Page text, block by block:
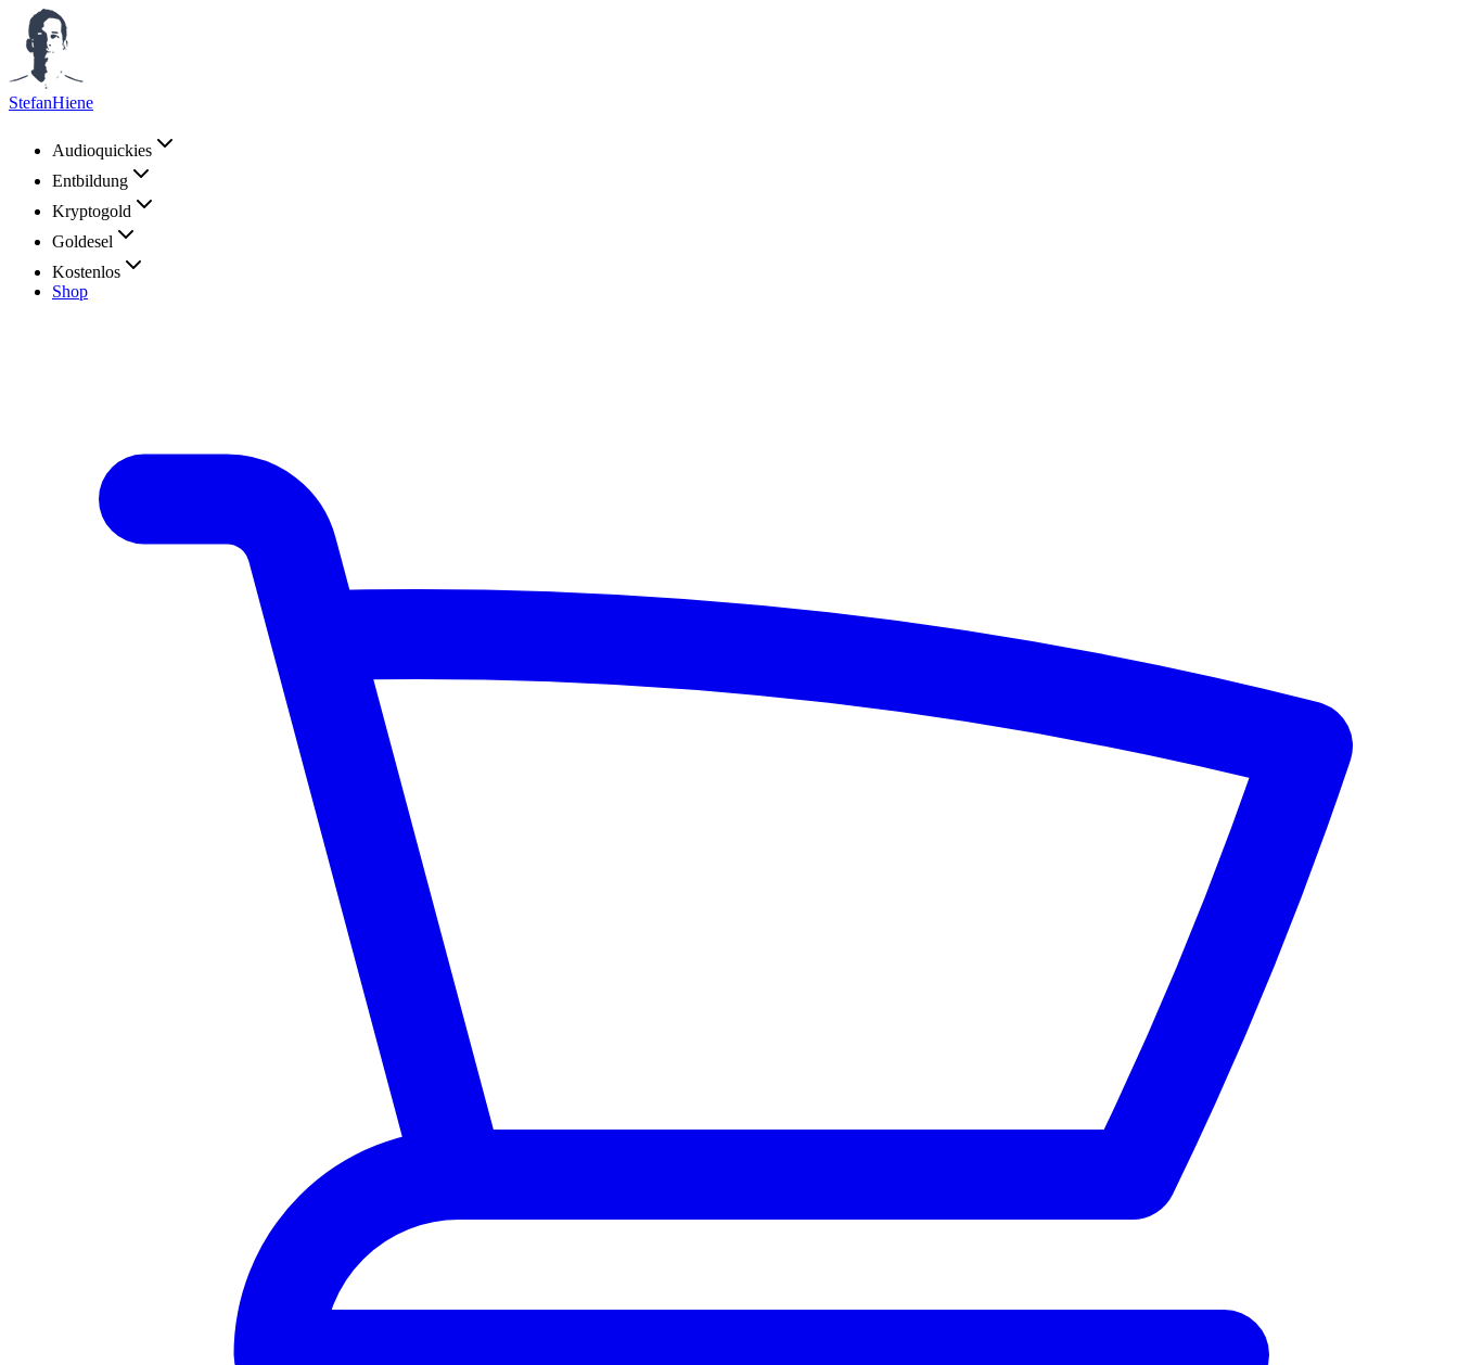
StefanHiene
Audioquickies
Entbildung
Kryptogold
Goldesel
Kostenlos
Shop